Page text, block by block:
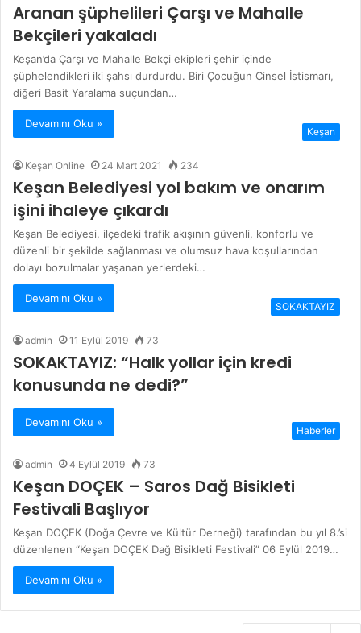
Aranan şüphelileri Çarşı ve Mahalle
Bekçileri yakaladı
Keşan’da Çarşı ve Mahalle Bekçi ekipleri şehir içinde
şüphelendikleri iki şahsı durdurdu. Biri Çocuğun Cinsel İstismarı,
diğeri Basit Yaralama suçundan…
Devamını Oku »
Keşan
Keşan Online 24 Mart 2021 234
Keşan Belediyesi yol bakım ve onarım
işini ihaleye çıkardı
Keşan Belediyesi, ilçedeki trafik akışının güvenli, konforlu ve
düzenli bir şekilde sağlanması ve olumsuz hava koşullarından
dolayı bozulmalar yaşanan yerlerdeki…
Devamını Oku »
SOKAKTAYIZ
admin 11 Eylül 2019 73
SOKAKTAYIZ: “Halk yollar için kredi
konusunda ne dedi?”
Devamını Oku »
Haberler
admin 4 Eylül 2019 73
Keşan DOÇEK – Saros Dağ Bisikleti
Festivali Başlıyor
Keşan DOÇEK (Doğa Çevre ve Kültür Derneği) tarafından bu yıl 8.’si
düzenlenen “Keşan DOÇEK Dağ Bisikleti Festivali” 06 Eylül 2019…
Devamını Oku »